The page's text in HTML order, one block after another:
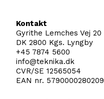
Kontakt
Gyrithe Lemches Vej 20
DK 2800 Kgs. Lyngby
+45 7874 5600
info@teknika.dk
CVR/SE 12565054
EAN nr. 5790000280209